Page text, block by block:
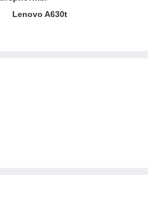
Lenovo A630t